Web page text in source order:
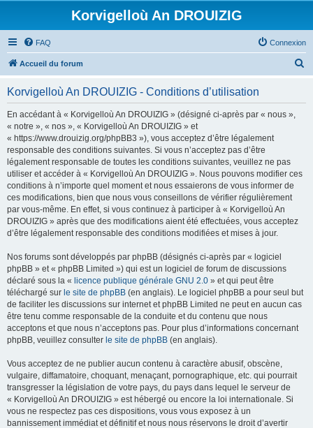
Korvigelloù An DROUIZIG
FAQ Connexion
Accueil du forum
Korvigelloù An DROUIZIG - Conditions d’utilisation
En accédant à « Korvigelloù An DROUIZIG » (désigné ci-après par « nous »,
« notre », « nos », « Korvigelloù An DROUIZIG » et
« https://www.drouizig.org/phpBB3 »), vous acceptez d’être légalement
responsable des conditions suivantes. Si vous n’acceptez pas d’être
légalement responsable de toutes les conditions suivantes, veuillez ne pas
utiliser et accéder à « Korvigelloù An DROUIZIG ». Nous pouvons modifier ces
conditions à n’importe quel moment et nous essaierons de vous informer de
ces modifications, bien que nous vous conseillons de vérifier régulièrement
par vous-même. En effet, si vous continuez à participer à « Korvigelloù An
DROUIZIG » après que des modifications aient été effectuées, vous acceptez
d’être légalement responsable des conditions modifiées et mises à jour.
Nos forums sont développés par phpBB (désignés ci-après par « logiciel
phpBB » et « phpBB Limited ») qui est un logiciel de forum de discussions
déclaré sous la « licence publique générale GNU 2.0 » et qui peut être
téléchargé sur le site de phpBB (en anglais). Le logiciel phpBB a pour seul but
de faciliter les discussions sur internet et phpBB Limited ne peut en aucun cas
être tenu comme responsable de la conduite et du contenu que nous
acceptons et que nous n’acceptons pas. Pour plus d’informations concernant
phpBB, veuillez consulter le site de phpBB (en anglais).
Vous acceptez de ne publier aucun contenu à caractère abusif, obscène,
vulgaire, diffamatoire, choquant, menaçant, pornographique, etc. qui pourrait
transgresser la législation de votre pays, du pays dans lequel le serveur de
« Korvigelloù An DROUIZIG » est hébergé ou encore la loi internationale. Si
vous ne respectez pas ces dispositions, vous vous exposez à un
bannissement immédiat et définitif et nous nous réservons le droit d’avertir